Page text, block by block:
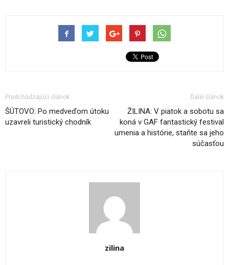
Predchádzajúci článok
ŠÚTOVO: Po medveďom útoku
uzavreli turistický chodník
Ďalší článok
ŽILINA: V piatok a sobotu sa
koná v GAF fantastický festival
umenia a histórie, staňte sa jeho
súčasťou
zilina